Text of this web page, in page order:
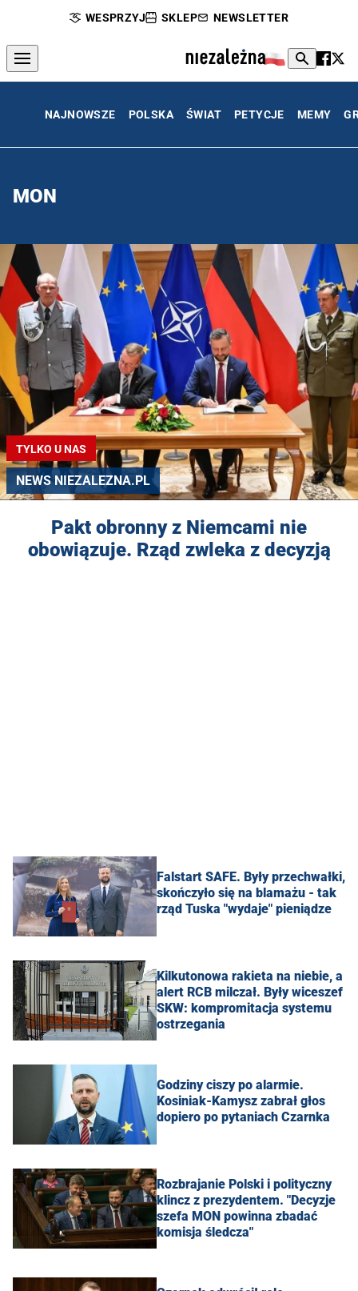
WESPRZYJ SKLEP NEWSLETTER
NAJNOWSZE POLSKA ŚWIAT PETYCJE MEMY
MON
TYLKO U NAS
NEWS NIEZALEZNA.PL
Pakt obronny z Niemcami nie
obowiązuje. Rząd zwleka z decyzją
Falstart SAFE. Były przechwałki,
skończyło się na blamażu - tak
rząd Tuska "wydaje" pieniądze
Kilkutonowa rakieta na niebie, a
alert RCB milczał. Były wiceszef
SKW: kompromitacja systemu
ostrzegania
Godziny ciszy po alarmie.
Kosiniak-Kamysz zabrał głos
dopiero po pytaniach Czarnka
Rozbrajanie Polski i polityczny
klincz z prezydentem. "Decyzje
szefa MON powinna zbadać
komisja śledcza"